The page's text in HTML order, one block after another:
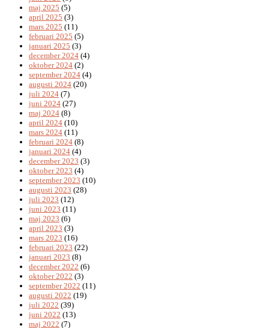
maj 2025 (5)
april 2025 (3)
mars 2025 (11)
februari 2025 (5)
januari 2025 (3)
december 2024 (4)
oktober 2024 (2)
september 2024 (4)
augusti 2024 (20)
juli 2024 (7)
juni 2024 (27)
maj 2024 (8)
april 2024 (10)
mars 2024 (11)
februari 2024 (8)
januari 2024 (4)
december 2023 (3)
oktober 2023 (4)
september 2023 (10)
augusti 2023 (28)
juli 2023 (12)
juni 2023 (11)
maj 2023 (6)
april 2023 (3)
mars 2023 (16)
februari 2023 (22)
januari 2023 (8)
december 2022 (6)
oktober 2022 (3)
september 2022 (11)
augusti 2022 (19)
juli 2022 (39)
juni 2022 (13)
maj 2022 (7)